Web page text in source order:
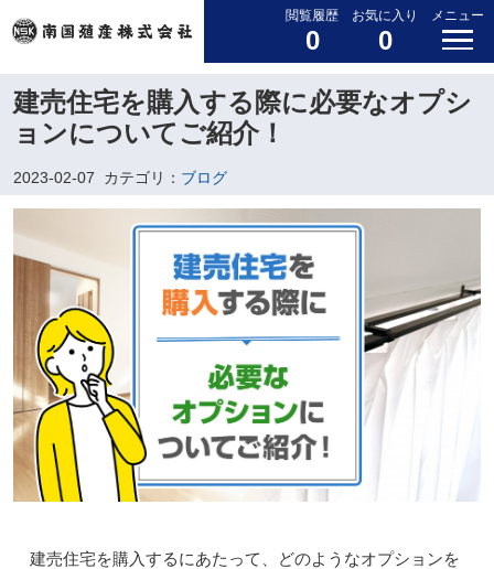
閲覧履歴
0
お気に入り
0
メニュー
建売住宅を購入する際に必要なオプシ
ョンについてご紹介！
2023-02-07 カテゴリ： ブログ
建売住宅を購入するにあたって、どのようなオプションを